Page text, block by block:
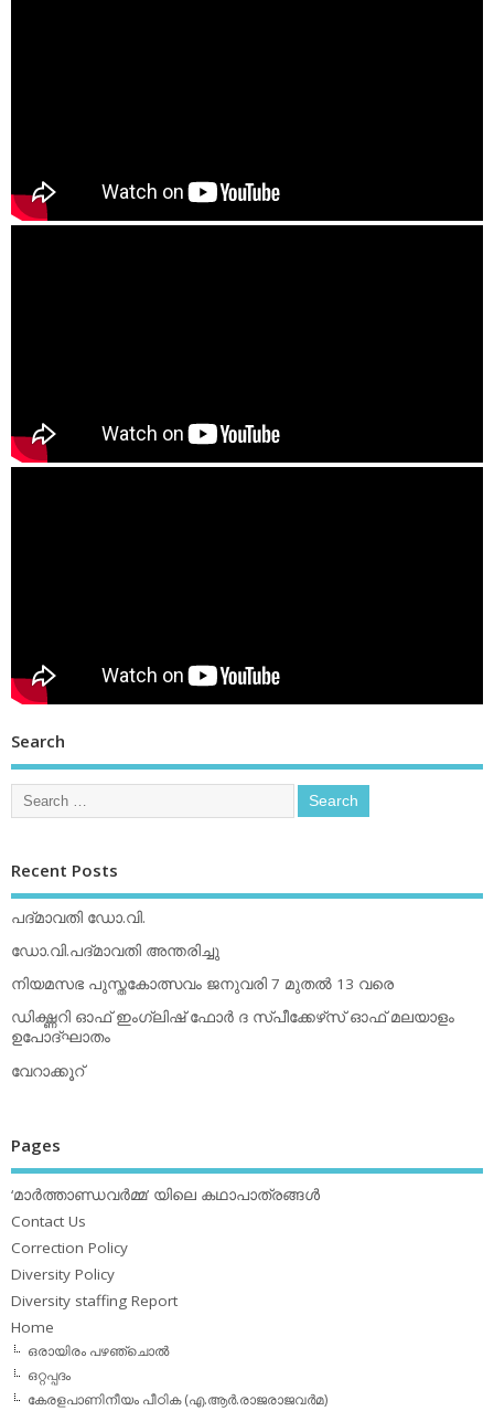
Search
Recent Posts
പദ്മാവതി ഡോ.വി.
ഡോ.വി.പദ്മാവതി അന്തരിച്ചു
നിയമസഭ പുസ്തകോത്സവം ജനുവരി 7 മുതല്‍ 13 വരെ
ഡിക്ഷ്ണറി ഓഫ് ഇംഗ്ലിഷ് ഫോര്‍ ദ സ്പീക്കേഴ്‌സ് ഓഫ് മലയാളം
ഉപോദ്ഘാതം
വേറാക്കൂറ്
Pages
‘മാര്‍ത്താണ്ഡവര്‍മ്മ’ യിലെ കഥാപാത്രങ്ങള്‍
Contact Us
Correction Policy
Diversity Policy
Diversity staffing Report
Home
ഒരായിരം പഴഞ്ചൊല്‍
ഒറ്റപ്പദം
കേരളപാണിനീയം പീഠിക (എ.ആര്‍.രാജരാജവര്‍മ)